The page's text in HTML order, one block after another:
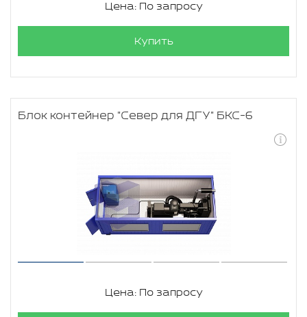
Цена: По запросу
Купить
Блок контейнер "Север для ДГУ" БКС-6
Цена: По запросу